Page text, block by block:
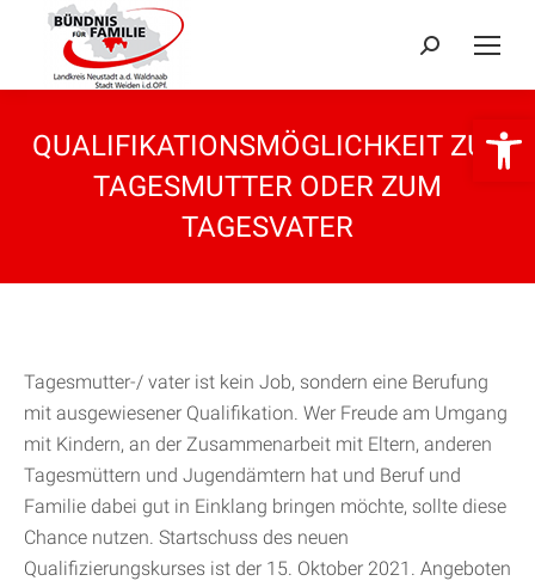
Search:
QUALIFIKATIONSMÖGLICHKEIT ZUR
TAGESMUTTER ODER ZUM
TAGESVATER
Tagesmutter-/ vater ist kein Job, sondern eine Berufung
mit ausgewiesener Qualifikation. Wer Freude am Umgang
mit Kindern, an der Zusammenarbeit mit Eltern, anderen
Tagesmüttern und Jugendämtern hat und Beruf und
Familie dabei gut in Einklang bringen möchte, sollte diese
Chance nutzen. Startschuss des neuen
Qualifizierungskurses ist der 15. Oktober 2021. Angeboten